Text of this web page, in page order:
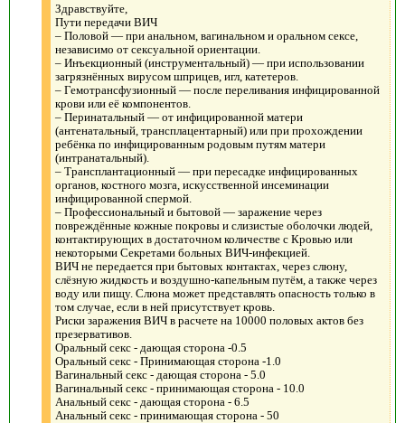
Здравствуйте,
Пути передачи ВИЧ
– Половой — при анальном, вагинальном и оральном сексе,
независимо от сексуальной ориентации.
– Инъекционный (инструментальный) — при использовании
загрязнённых вирусом шприцев, игл, катетеров.
– Гемотрансфузионный — после переливания инфицированной
крови или её компонентов.
– Перинатальный — от инфицированной матери
(антенатальный, трансплацентарный) или при прохождении
ребёнка по инфицированным родовым путям матери
(интранатальный).
– Трансплантационный — при пересадке инфицированных
органов, костного мозга, искусственной инсеминации
инфицированной спермой.
– Профессиональный и бытовой — заражение через
повреждённые кожные покровы и слизистые оболочки людей,
контактирующих в достаточном количестве с Кровью или
некоторыми Секретами больных ВИЧ-инфекцией.
ВИЧ не передается при бытовых контактах, через слюну,
слёзную жидкость и воздушно-капельным путём, а также через
воду или пищу. Слюна может представлять опасность только в
том случае, если в ней присутствует кровь.
Риски заражения ВИЧ в расчете на 10000 половых актов без
презервативов.
Оральный секс - дающая сторона -0.5
Оральный секс - Принимающая сторона -1.0
Вагинальный секс - дающая сторона - 5.0
Вагинальный секс - принимающая сторона - 10.0
Анальный секс - дающая сторона - 6.5
Анальный секс - принимающая сторона - 50